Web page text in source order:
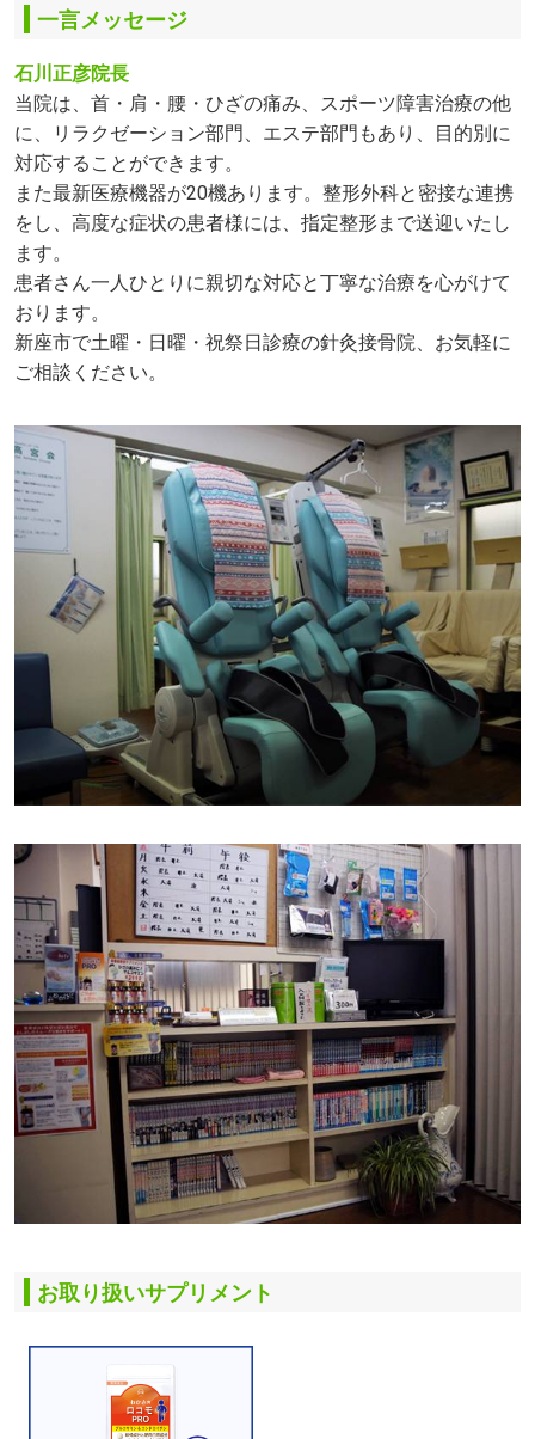
一言メッセージ
石川正彦院長
当院は、首・肩・腰・ひざの痛み、スポーツ障害治療の他
に、リラクゼーション部門、エステ部門もあり、目的別に
対応することができます。
また最新医療機器が20機あります。整形外科と密接な連携
をし、高度な症状の患者様には、指定整形まで送迎いたし
ます。
患者さん一人ひとりに親切な対応と丁寧な治療を心がけて
おります。
新座市で土曜・日曜・祝祭日診療の針灸接骨院、お気軽に
ご相談ください。
お取り扱いサプリメント